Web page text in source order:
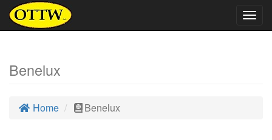
Benelux
Home Benelux